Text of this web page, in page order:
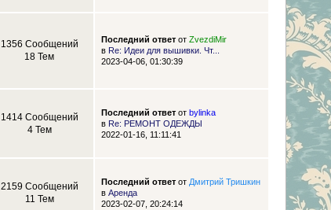
1356 Сообщений
18 Тем
Последний ответот ZvezdiMir
в Re: Идеи для вышивки. Чт...
2023-04-06, 01:30:39
1414 Сообщений
4 Тем
Последний ответот bylinka
в Re: РЕМОНТ ОДЕЖДЫ
2022-01-16, 11:11:41
2159 Сообщений
11 Тем
Последний ответот Дмитрий Тришкин
в Аренда
2023-02-07, 20:24:14